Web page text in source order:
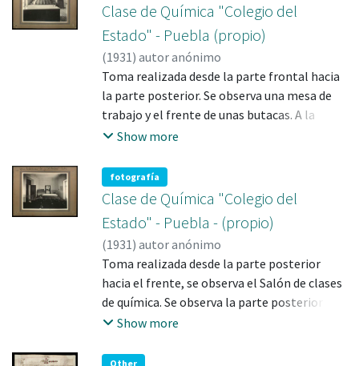
Clase de Química "Colegio del
Estado" - Puebla (propio)
(1931)
Toma realizada desde la parte frontal hacia
la parte posterior. Se observa una mesa de
trabajo y el frente de unas butacas. A la
derecha la puerta principal de acceso. Se
techo.
Show more
fotografía
Clase de Química "Colegio del
Estado" - Puebla - (propio)
(1931)
Toma realizada desde la parte posterior
hacia el frente, se observa el Salón de clases
de química. Se observa la parte posterior de
unas butacas. Al centro una mesa de trabajo.
gabinete; a la izquierda de la misma un
Show more
Other